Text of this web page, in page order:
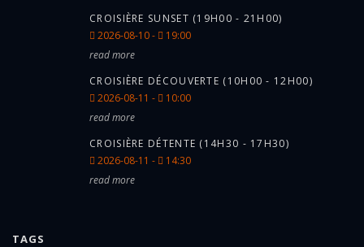
CROISIÈRE SUNSET (19H00 - 21H00)
2026-08-10 -
19:00
read more
CROISIÈRE DÉCOUVERTE (10H00 - 12H00)
2026-08-11 -
10:00
read more
CROISIÈRE DÉTENTE (14H30 - 17H30)
2026-08-11 -
14:30
read more
TAGS